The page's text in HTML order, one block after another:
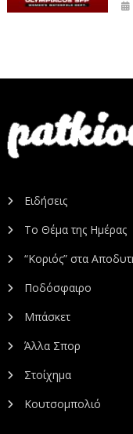
Ειδήσεις
Το Θέμα της Ημέρας
“Κοριός” στα
Ποδόσφαιρο
Μπάσκετ
Άλλα Σπορ
Στοίχημα
Κουτσομπολιό